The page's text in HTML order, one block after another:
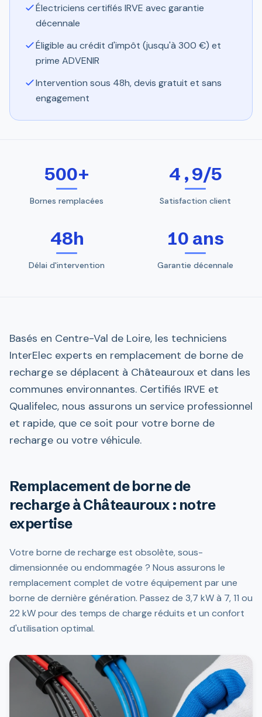
Électriciens certifiés IRVE avec garantie
décennale
Éligible au crédit d'impôt (jusqu'à 300 €) et
prime ADVENIR
Intervention sous 48h, devis gratuit et sans
engagement
500+
Bornes remplacées
4,9/5
Satisfaction client
48h
Délai d'intervention
10 ans
Garantie décennale
Basés en Centre-Val de Loire, les techniciens
InterElec experts en remplacement de borne de
recharge se déplacent à Châteauroux et dans les
communes environnantes. Certifiés IRVE et
Qualifelec, nous assurons un service professionnel
et rapide, que ce soit pour votre borne de
recharge ou votre véhicule.
Remplacement de borne de
recharge à Châteauroux : notre
expertise
Votre borne de recharge est obsolète, sous-
dimensionnée ou endommagée ? Nous assurons le
remplacement complet de votre équipement par une
borne de dernière génération. Passez de 3,7 kW à 7, 11 ou
22 kW pour des temps de charge réduits et un confort
d'utilisation optimal.